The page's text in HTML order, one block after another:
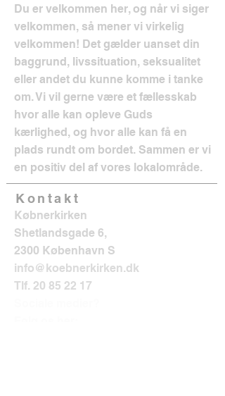
Du er velkommen her, og når vi siger
velkommen, så mener vi virkelig
velkommen! Det gælder uanset din
baggrund, livssituation, seksualitet
eller andet du kunne komme i tanke
om. Vi vil gerne være et fællesskab
hvor alle kan opleve Guds
kærlighed, og hvor alle kan få en
plads rundt om bordet. Sammen er vi
en positiv del af vores lokalområde.
Kontakt
Købnerkirken
Shetlandsgade 6,
2300 København S
info@koebnerkirken.dk
Tlf. 20 85 22 17